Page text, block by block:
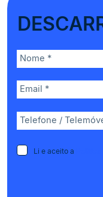
Li e aceito a